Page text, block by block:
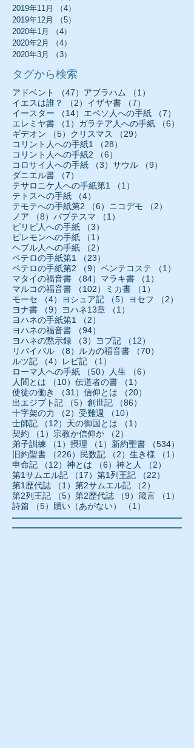
2019年11月
（4）
2019年12月
（5）
2020年1月
（4）
2020年2月
（4）
2020年3月
（3）
タグから検索
アドベント （47） 47件の記事
アブラハム （1）
イエスは誰？
（2） 2件の記事
イザヤ書 （7）
イースター
（14） 14件の記事
エペソ人への手紙 （7）
エレミヤ書
（1） 1件の記事
ガラテア人への手紙 （6）
ギデオン
（5） 5件の記事
クリスマス （29）
コリント人への手紙1
（28）
コリント人への手紙2
（6）
コロサイ人への手紙
（3） 3件の記事
サウル （9）
ダニエル書
（7）
テサロニケ人への手紙第1
（1）
テトスへの手紙
（4）
テモテへの手紙第2
（6） 6件の記事
ニコデモ （2）
ノア
（8） 8件の記事
バプテスマ （1）
ピリピ人への手紙
（3）
ピレモンへの手紙
（1）
ヘブル人への手紙
（2）
ペテロの手紙第1
（23）
ペテロの手紙第2
（9） 9件の記事
ペンテコステ （1）
マタイの福音書
（84） 84件の記事
マラキ書 （1）
マルコの福音書
（102） 102件の記事
ミカ書 （1）
モーセ
（4） 4件の記事
ヨシュア記 （5） 5件の記事
ヨセフ （2）
ヨナ書
（9） 9件の記事
ヨハネ13章 （1）
ヨハネの手紙第1
（2）
ヨハネの福音書
（94）
ヨハネの黙示録
（3） 3件の記事
ヨブ記 （12）
リバイバル
（8） 8件の記事
ルカの福音書 （70）
ルツ記
（4） 4件の記事
レビ記 （1）
ローマ人への手紙
（50） 50件の記事
人生 （6）
人間とは
（10） 10件の記事
伝道者の書 （1）
使徒の働き
（31） 31件の記事
信仰とは （20）
出エジプト記
（5） 5件の記事
創世記 （86）
十字架の力
（2） 2件の記事
受難週 （10）
士師記
（12） 12件の記事
天の御国とは （1）
契約
（1） 1件の記事
宗教か信仰か （2）
弟子訓練
（1） 1件の記事
摂理 （1） 1件の記事
新約聖書 （534）
旧約聖書
（226） 226件の記事
民数記 （2） 2件の記事
生き様 （1）
申命記
（12） 12件の記事
神とは （6） 6件の記事
神と人 （2）
第1サムエル記
（17） 17件の記事
第1列王記 （22）
第1歴代誌
（1） 1件の記事
第2サムエル記 （2）
第2列王記
（5） 5件の記事
第2歴代誌 （9） 9件の記事
箴言 （1）
詩篇
（5） 5件の記事
贖い（あがない） （1）